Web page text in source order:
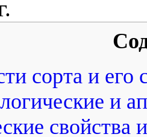
сорта и его
и
свойства